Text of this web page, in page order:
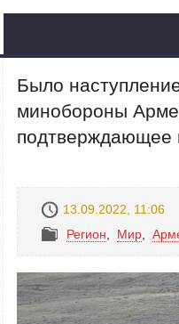
Было
минобороны
подтверждающее
13.09.2022, 11:06
Регион
Mир